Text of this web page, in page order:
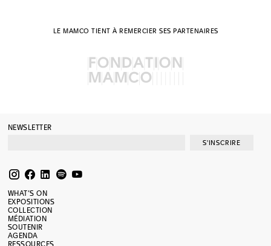
LE MAMCO TIENT À REMERCIER SES PARTENAIRES
NEWSLETTER
S'INSCRIRE
WHAT’S ON
EXPOSITIONS
COLLECTION
MÉDIATION
SOUTENIR
AGENDA